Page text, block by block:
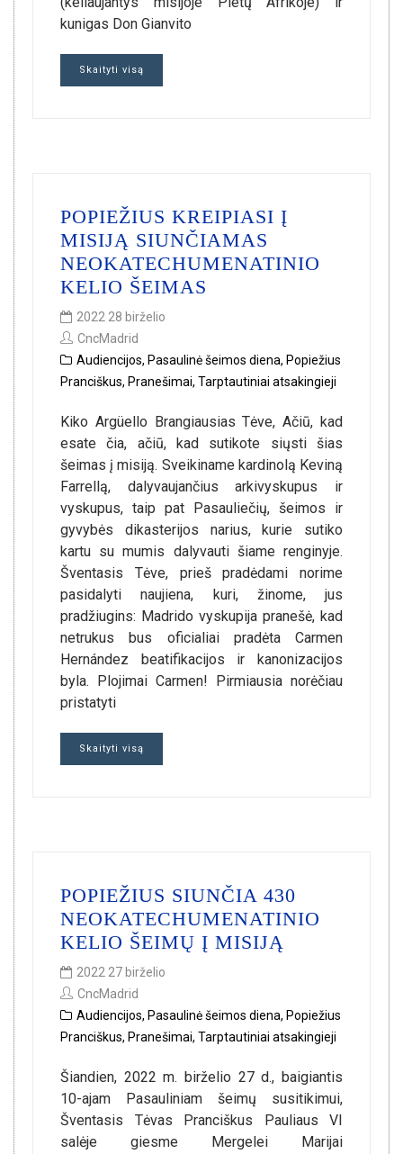
kunigas Don Gianvito
Skaityti visą
POPIEŽIUS KREIPIASI Į
MISIJĄ SIUNČIAMAS
NEOKATECHUMENATINIO
KELIO ŠEIMAS
2022 28 birželio
CncMadrid
Audiencijos, Pasaulinė šeimos diena, Popiežius
Pranciškus, Pranešimai, Tarptautiniai atsakingieji
Kiko Argüello Brangiausias Tėve, Ačiū, kad
esate čia, ačiū, kad sutikote siųsti šias
šeimas į misiją. Sveikiname kardinolą Keviną
Farrellą, dalyvaujančius arkivyskupus ir
vyskupus, taip pat Pasauliečių, šeimos ir
gyvybės dikasterijos narius, kurie sutiko
kartu su mumis dalyvauti šiame renginyje.
Šventasis Tėve, prieš pradėdami norime
pasidalyti naujiena, kuri, žinome, jus
pradžiugins: Madrido vyskupija pranešė, kad
netrukus bus oficialiai pradėta Carmen
Hernández beatifikacijos ir kanonizacijos
byla. Plojimai Carmen! Pirmiausia norėčiau
pristatyti
Skaityti visą
POPIEŽIUS SIUNČIA 430
NEOKATECHUMENATINIO
KELIO ŠEIMŲ Į MISIJĄ
2022 27 birželio
CncMadrid
Audiencijos, Pasaulinė šeimos diena, Popiežius
Pranciškus, Pranešimai, Tarptautiniai atsakingieji
Šiandien, 2022 m. birželio 27 d., baigiantis
10-ajam Pasauliniam šeimų susitikimui,
Šventasis Tėvas Pranciškus Pauliaus VI
salėje giesme Mergelei Marijai